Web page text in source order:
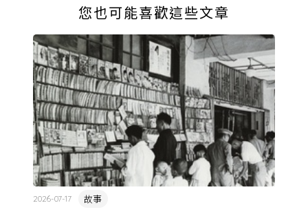
您也可能喜歡這些文章
故事
2026-07-17